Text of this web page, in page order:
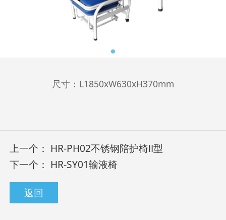
尺寸：L1850xW630xH370mm
上一个： HR-PH02不锈钢陪护椅Ⅱ型
下一个： HR-SY01输液椅
返回